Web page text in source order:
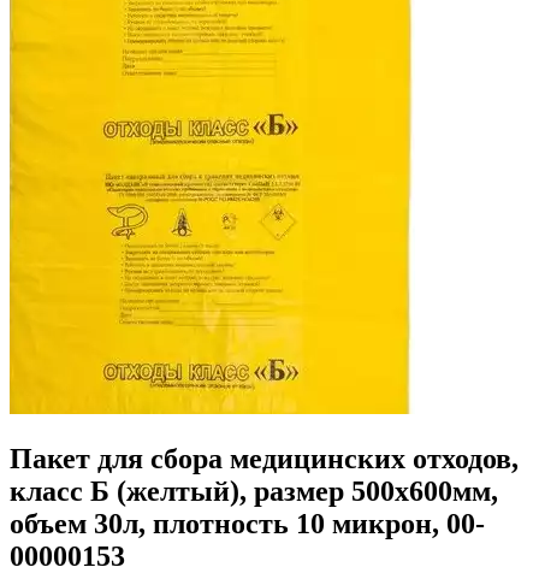
Пакет для сбора медицинских отходов,
класс Б (желтый), размер 500х600мм,
объем 30л, плотность 10 микрон, 00-
00000153